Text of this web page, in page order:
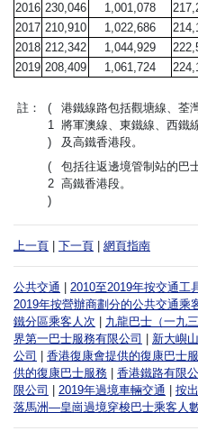
2016 230,046 1,001,078
2017 210,910 1,022,686
2018 212,342 1,044,929
2019 208,409 1,061,724
註：
(
1
)
港鐵線路包括觀塘線、荃
將軍澳線、東鐵線、西鐵
及高鐵香港段。
(
2
)
包括往返邊境管制站的巴
高鐵香港段。
上一頁 | 下一頁 | 網頁指南
公共交通 | 2010至2019年按交通工
2019年按營辦商劃分的公共交通乘
鐵分區乘客人次 | 九龍巴士（一九
界第一巴士服務有限公司 | 新大嶼
公司 | 香港復康會提供的復康巴士
供的復康巴士服務 | 香港鐵路有限
限公司 | 2019年過境車輛交通 | 按
落馬洲—皇崗過境穿梭巴士乘客人